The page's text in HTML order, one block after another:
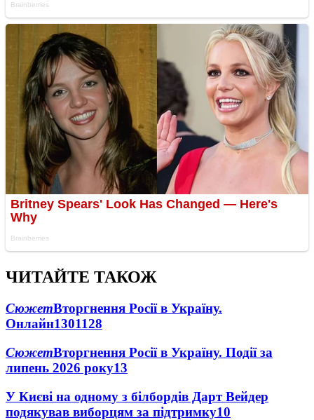
ЧИТАЙТЕ ТАКОЖ
СюжетВторгнення Росії в Україну.
Онлайн1301128
СюжетВторгнення Росії в Україну. Події за
липень 2026 року13
У Києві на одному з білбордів Дарт Вейдер
подякував виборцям за підтримку10